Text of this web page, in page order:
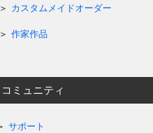
カスタムメイドオーダー
作家作品
ミュニティ
サポート